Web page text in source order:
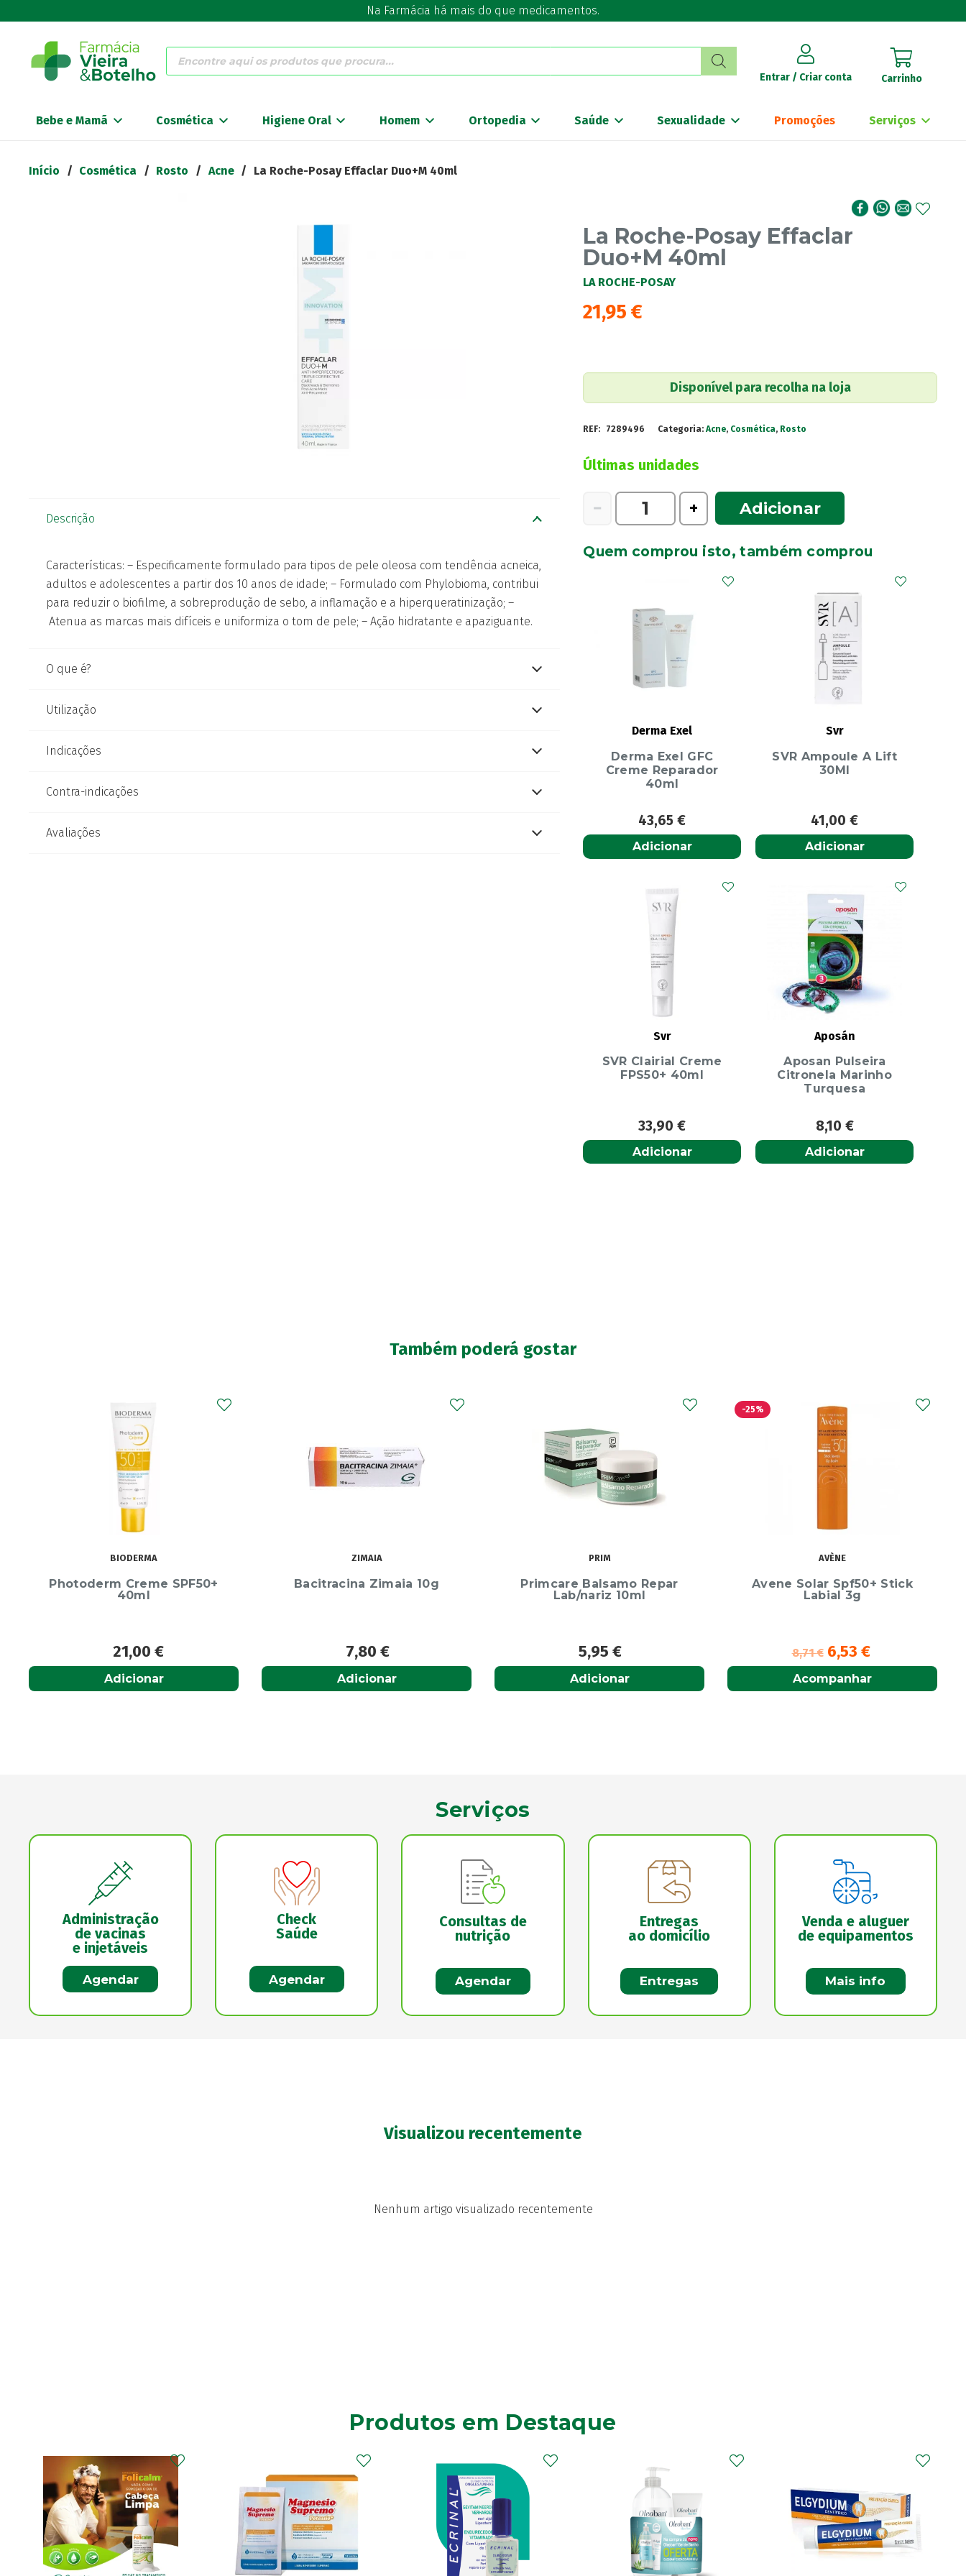
Na Farmácia há mais do que medicamentos.
Products
search
Entrar / Criar conta Carrinho
Bebe e Mamã Cosmética Higiene Oral Homem Ortopedia Saúde Sexualidade Promoções Serviços
Início / Cosmética / Rosto / Acne / La Roche-Posay Effaclar Duo+M 40ml
Descrição
Características: – Especificamente formulado para tipos de pele oleosa com tendência acneica,
adultos e adolescentes a partir dos 10 anos de idade; – Formulado com Phylobioma, contribui
para reduzir o biofilme, a sobreprodução de sebo, a inflamação e a hiperqueratinização; –
Atenua as marcas mais difíceis e uniformiza o tom de pele; – Ação hidratante e apaziguante.
O que é?
Utilização
Indicações
Contra-indicações
Avaliações
La Roche-Posay Effaclar
Duo+M 40ml
LA ROCHE-POSAY
21,95€
Disponível para recolha na loja
REF: 7289496 Categoria: Acne, Cosmética, Rosto
Últimas unidades
−
Quantidade
Roche-
+ Adicionar
Quem comprou isto, também comprou
Derma Exel
Derma Exel GFC
Creme Reparador
40ml
43,65€
Adicionar
Svr
SVR Ampoule A Lift
30Ml
41,00€
Adicionar
Svr
SVR Clairial Creme
FPS50+ 40ml
33,90€
Adicionar
Aposán
Aposan Pulseira
Citronela Marinho
Turquesa
8,10 €
Adicionar
Também poderá gostar
ZIMAIA
Bacitracina Zimaia 10g
7,80€
Adicionar
PRIM
Primcare Balsamo Repar
5,95 €
Adicionar
AVÈNE
Avene Solar Spf50+ Stick
Labial 3g
8,71€ 6,53
Acompanhar
LA ROCHE-POSAY
Hydraphase HA Ligeiro
29,40€
Acompanhar
Serviços
Administração
de vacinas
e injetáveis
Agendar
Check
Saúde
Agendar
Consultas de
nutrição
Agendar
Entregas
ao domicílio
Entregas
Venda e aluguer
de equipamentos
Mais info
Visualizou recentemente
Nenhum artigo visualizado recentemente
Produtos em Destaque
Curaprox Surgical
Escova Dentes Mega
Soft